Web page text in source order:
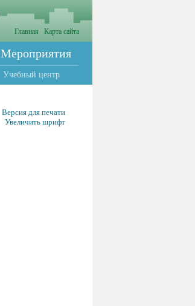
Главная Карта сайта
Мероприятия
Учебный центр
Версия для печати
Увеличить шрифт